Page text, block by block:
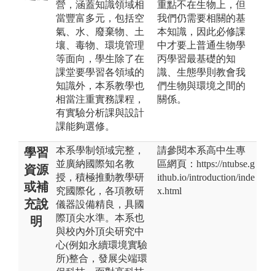
營，涵蓋知識領域相
當豐富多元，包括空
氣、水、廢棄物、土
壤、毒物、環境管理
等面向，學生除了在
課堂要學習各領域的
知識外，本系教學也
相當注重實務課程，
有實驗分析課與設計
課能夠選修。
重點不在生物上，但
我們仍需要相關的基
本知識，因此必修課
中才要上普通生物學
丙學習最基礎的知
識、生態學則教會我
們生物與環境之間的
關係。
學習
資源
或補
充說
明
本系學制領域完整，
並廣納國際知名教
授，積極推動教學研
究國際化，各項教研
儀器設備精良，具國
際頂尖水準。本系也
與校內外頂尖研究中
心(例如永續環境實驗
所)整合，發展尖端環
請參閱本系高中生專
區網頁：https://ntubse.g
ithub.io/introduction/inde
x.html